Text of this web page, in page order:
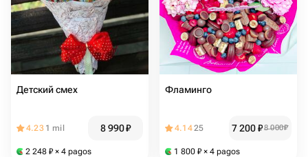
Детский смех
4.23 1 mil 8 990₽
2 248 ₽ × 4 pagos
Фламинго
4.1425 7 200₽8 000₽
1 800 ₽ × 4 pagos